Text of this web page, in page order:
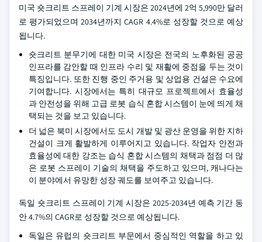
미국 숏크리트 스프레이 기계 시장은 2024년에 2억 5,990만 달러
로 평가되었으며 2034년까지 CAGR 4.4%로 성장할 것으로 예상
됩니다.
숏크리트 분무기에 대한 미국 시장은 전국의 노후화된 공공
인프라를 감안할 때 인프라 수리 및 재활에 중점을 두는 것이
특징입니다. 또한 진행 중인 주거용 및 상업용 건설은 수요에
기여합니다. 시장에서는 특히 대규모 프로젝트에서 효율성
과 안전성을 위해 고급 로봇 습식 혼합 시스템이 눈에 띄게 채
택되는 것을 보고 있습니다.
더 넓은 북미 시장에서도 도시 개발 및 광산 운영을 위한 지하
건설이 크게 활발하게 이루어지고 있습니다. 작업자 안전과
효율성에 대한 강조는 습식 혼합 시스템의 채택과 점점 더 많
은 로봇 스프레이 기술의 채택을 주도하고 있으며, 캐나다는
이 분야에서 유망한 성장 궤도를 보여주고 있습니다.
독일 숏크리트 스프레이 기계 시장은 2025-2034년 예측 기간 동
안 4.7%의 CAGR로 성장할 것으로 예상됩니다.
독일은 유럽의 숏크리트 부문에서 중심적인 역할을 하고 있